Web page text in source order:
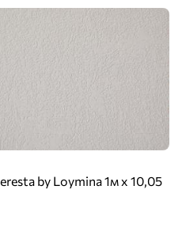
by Loymina 1м х 10,05